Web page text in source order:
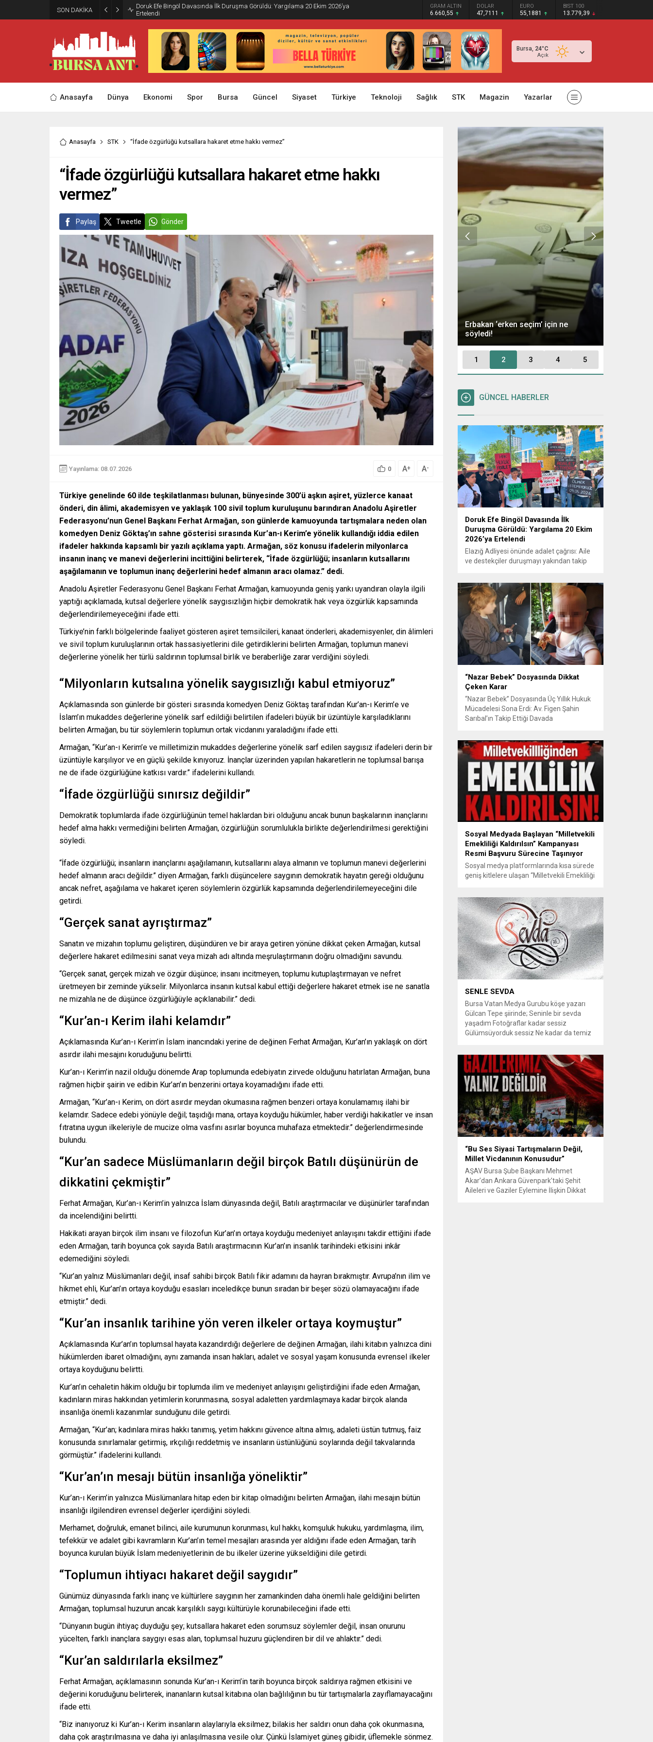
SON DAKİKA
Doruk Efe Bingöl Davasında İlk Duruşma Görüldü: Yargılama 20 Ekim 2026’ya
Ertelendi
GRAM ALTIN
6.660,55
DOLAR
47,7111
EURO
55,1881
BIST 100
13.779,39
Bursa, 24°C
Açık
Anasayfa Dünya Ekonomi Spor Bursa Güncel Siyaset Türkiye Teknoloji Sağlık STK Magazin Yazarlar
Anasayfa STK “İfade özgürlüğü kutsallara hakaret etme hakkı vermez”
“İfade özgürlüğü kutsallara hakaret etme hakkı
vermez”
Paylaş Tweetle Gönder
Yayınlama: 08.07.2026 0 A+ A-
Türkiye genelinde 60 ilde teşkilatlanması bulunan, bünyesinde 300’ü aşkın aşiret, yüzlerce kanaat
önderi, din âlimi, akademisyen ve yaklaşık 100 sivil toplum kuruluşunu barındıran Anadolu Aşiretler
Federasyonu’nun Genel Başkanı Ferhat Armağan, son günlerde kamuoyunda tartışmalara neden olan
komedyen Deniz Göktaş’ın sahne gösterisi sırasında Kur’an-ı Kerim’e yönelik kullandığı iddia edilen
ifadeler hakkında kapsamlı bir yazılı açıklama yaptı. Armağan, söz konusu ifadelerin milyonlarca
insanın inanç ve manevi değerlerini incittiğini belirterek, “İfade özgürlüğü; insanların kutsallarını
aşağılamanın ve toplumun inanç değerlerini hedef almanın aracı olamaz.” dedi.
Anadolu Aşiretler Federasyonu Genel Başkanı Ferhat Armağan, kamuoyunda geniş yankı uyandıran olayla ilgili
yaptığı açıklamada, kutsal değerlere yönelik saygısızlığın hiçbir demokratik hak veya özgürlük kapsamında
değerlendirilemeyeceğini ifade etti.
Türkiye’nin farklı bölgelerinde faaliyet gösteren aşiret temsilcileri, kanaat önderleri, akademisyenler, din âlimleri
ve sivil toplum kuruluşlarının ortak hassasiyetlerini dile getirdiklerini belirten Armağan, toplumun manevi
değerlerine yönelik her türlü saldırının toplumsal birlik ve beraberliğe zarar verdiğini söyledi.
“Milyonların kutsalına yönelik saygısızlığı kabul etmiyoruz”
Açıklamasında son günlerde bir gösteri sırasında komedyen Deniz Göktaş tarafından Kur’an-ı Kerim’e ve
İslam’ın mukaddes değerlerine yönelik sarf edildiği belirtilen ifadeleri büyük bir üzüntüyle karşıladıklarını
belirten Armağan, bu tür söylemlerin toplumun ortak vicdanını yaraladığını ifade etti.
Armağan, “Kur’an-ı Kerim’e ve milletimizin mukaddes değerlerine yönelik sarf edilen saygısız ifadeleri derin bir
üzüntüyle karşılıyor ve en güçlü şekilde kınıyoruz. İnançlar üzerinden yapılan hakaretlerin ne toplumsal barışa
ne de ifade özgürlüğüne katkısı vardır.” ifadelerini kullandı.
“İfade özgürlüğü sınırsız değildir”
Demokratik toplumlarda ifade özgürlüğünün temel haklardan biri olduğunu ancak bunun başkalarının inançlarını
hedef alma hakkı vermediğini belirten Armağan, özgürlüğün sorumlulukla birlikte değerlendirilmesi gerektiğini
söyledi.
“İfade özgürlüğü; insanların inançlarını aşağılamanın, kutsallarını alaya almanın ve toplumun manevi değerlerini
hedef almanın aracı değildir.” diyen Armağan, farklı düşüncelere saygının demokratik hayatın gereği olduğunu
ancak nefret, aşağılama ve hakaret içeren söylemlerin özgürlük kapsamında değerlendirilemeyeceğini dile
getirdi.
“Gerçek sanat ayrıştırmaz”
Sanatın ve mizahın toplumu geliştiren, düşündüren ve bir araya getiren yönüne dikkat çeken Armağan, kutsal
değerlere hakaret edilmesini sanat veya mizah adı altında meşrulaştırmanın doğru olmadığını savundu.
“Gerçek sanat, gerçek mizah ve özgür düşünce; insanı incitmeyen, toplumu kutuplaştırmayan ve nefret
üretmeyen bir zeminde yükselir. Milyonlarca insanın kutsal kabul ettiği değerlere hakaret etmek ise ne sanatla
ne mizahla ne de düşünce özgürlüğüyle açıklanabilir.” dedi.
“Kur’an-ı Kerim ilahi kelamdır”
Açıklamasında Kur’an-ı Kerim’in İslam inancındaki yerine de değinen Ferhat Armağan, Kur’an’ın yaklaşık on dört
asırdır ilahi mesajını koruduğunu belirtti.
Kur’an-ı Kerim’in nazil olduğu dönemde Arap toplumunda edebiyatın zirvede olduğunu hatırlatan Armağan, buna
rağmen hiçbir şairin ve edibin Kur’an’ın benzerini ortaya koyamadığını ifade etti.
Armağan, “Kur’an-ı Kerim, on dört asırdır meydan okumasına rağmen benzeri ortaya konulamamış ilahi bir
kelamdır. Sadece edebi yönüyle değil; taşıdığı mana, ortaya koyduğu hükümler, haber verdiği hakikatler ve insan
fıtratına uygun ilkeleriyle de mucize olma vasfını asırlar boyunca muhafaza etmektedir.” değerlendirmesinde
bulundu.
“Kur’an sadece Müslümanların değil birçok Batılı düşünürün de
dikkatini çekmiştir”
Ferhat Armağan, Kur’an-ı Kerim’in yalnızca İslam dünyasında değil, Batılı araştırmacılar ve düşünürler tarafından
da incelendiğini belirtti.
Hakikati arayan birçok ilim insanı ve filozofun Kur’an’ın ortaya koyduğu medeniyet anlayışını takdir ettiğini ifade
eden Armağan, tarih boyunca çok sayıda Batılı araştırmacının Kur’an’ın insanlık tarihindeki etkisini inkâr
edemediğini söyledi.
“Kur’an yalnız Müslümanları değil, insaf sahibi birçok Batılı fikir adamını da hayran bırakmıştır. Avrupa’nın ilim ve
hikmet ehli, Kur’an’ın ortaya koyduğu esasları inceledikçe bunun sıradan bir beşer sözü olamayacağını ifade
etmiştir.” dedi.
“Kur’an insanlık tarihine yön veren ilkeler ortaya koymuştur”
Açıklamasında Kur’an’ın toplumsal hayata kazandırdığı değerlere de değinen Armağan, ilahi kitabın yalnızca dini
hükümlerden ibaret olmadığını, aynı zamanda insan hakları, adalet ve sosyal yaşam konusunda evrensel ilkeler
ortaya koyduğunu belirtti.
Kur’an’ın cehaletin hâkim olduğu bir toplumda ilim ve medeniyet anlayışını geliştirdiğini ifade eden Armağan,
kadınların miras hakkından yetimlerin korunmasına, sosyal adaletten yardımlaşmaya kadar birçok alanda
insanlığa önemli kazanımlar sunduğunu dile getirdi.
Armağan, “Kur’an; kadınlara miras hakkı tanımış, yetim hakkını güvence altına almış, adaleti üstün tutmuş, faiz
konusunda sınırlamalar getirmiş, ırkçılığı reddetmiş ve insanların üstünlüğünü soylarında değil takvalarında
görmüştür.” ifadelerini kullandı.
“Kur’an’ın mesajı bütün insanlığa yöneliktir”
Kur’an-ı Kerim’in yalnızca Müslümanlara hitap eden bir kitap olmadığını belirten Armağan, ilahi mesajın bütün
insanlığı ilgilendiren evrensel değerler içerdiğini söyledi.
Merhamet, doğruluk, emanet bilinci, aile kurumunun korunması, kul hakkı, komşuluk hukuku, yardımlaşma, ilim,
tefekkür ve adalet gibi kavramların Kur’an’ın temel mesajları arasında yer aldığını ifade eden Armağan, tarih
boyunca kurulan büyük İslam medeniyetlerinin de bu ilkeler üzerine yükseldiğini dile getirdi.
“Toplumun ihtiyacı hakaret değil saygıdır”
Günümüz dünyasında farklı inanç ve kültürlere saygının her zamankinden daha önemli hale geldiğini belirten
Armağan, toplumsal huzurun ancak karşılıklı saygı kültürüyle korunabileceğini ifade etti.
“Dünyanın bugün ihtiyaç duyduğu şey; kutsallara hakaret eden sorumsuz söylemler değil, insan onurunu
yücelten, farklı inançlara saygıyı esas alan, toplumsal huzuru güçlendiren bir dil ve ahlaktır.” dedi.
“Kur’an saldırılarla eksilmez”
Ferhat Armağan, açıklamasının sonunda Kur’an-ı Kerim’in tarih boyunca birçok saldırıya rağmen etkisini ve
değerini koruduğunu belirterek, inananların kutsal kitabına olan bağlılığının bu tür tartışmalarla zayıflamayacağını
ifade etti.
“Biz inanıyoruz ki Kur’an-ı Kerim insanların alaylarıyla eksilmez; bilakis her saldırı onun daha çok okunmasına,
daha çok araştırılmasına ve daha iyi anlaşılmasına vesile olur. Çünkü İslamiyet güneş gibidir, üflemekle sönmez.
“Engellilik Bir Eksiklik Değil,
Adalet Meselesidir”
Erbakan ‘erken seçim’ için ne
söyledi!
1 2 3 4 5
GÜNCEL HABERLER
Doruk Efe Bingöl Davasında İlk
Duruşma Görüldü: Yargılama 20 Ekim
2026’ya Ertelendi
Elazığ Adliyesi önünde adalet çağrısı: Aile
ve destekçiler duruşmayı yakından takip
soruşturması kapsamında açılan davanın
ilk duruşması Elazığ 2. Ağır Ceza
Mahkemesi’nde görüldü. Kamuoyunun
yakından takip ettiği davanın ilk duruşması
öncesinde, Doruk Efe Bingöl’ün ailesine
destek olmak isteyen çok...
“Nazar Bebek” Dosyasında Dikkat
Çeken Karar
“Nazar Bebek” Dosyasında Üç Yıllık Hukuk
Mücadelesi Sona Erdi: Av. Figen Şahin
Sarıbal’ın Takip Ettiği Davada
Türkiye’de uluslararası hukuk boyutlarıyla
görüldü BURSA – Avusturya’da başlayan
ve Türkiye’de yaklaşık üç yıl boyunca
devam eden “Nazar Bebek” dosyasında
yargılama süreci tamamlandı. Bursa 3.
Aile...
Sosyal Medyada Başlayan “Milletvekili
Emekliliği Kaldırılsın” Kampanyası
Resmi Başvuru Sürecine Taşınıyor
Sosyal medya platformlarında kısa sürede
geniş kitlelere ulaşan “Milletvekili Emekliliği
vatandaşlar, milletvekillerine tanınan
emeklilik haklarının yeniden düzenlenmesi
talebiyle TBMM Dilekçe Komisyonu ve
Cumhurbaşkanlığı İletişim Merkezi
(CİMER) üzerinden resmi başvurular
yapılması çağrısında bulunuyor. Son
dönemde sosyal medya platformlarında
en çok konuşulan konular arasında...
SENLE SEVDA
Bursa Vatan Medya Gurubu köşe yazarı
Gülcan Tepe şiirinde; Seninle bir sevda
yaşadım Fotoğraflar kadar sessiz
Gülümsüyorduk sessiz Ne kadar da temiz
bakışın yetiyordu gözlerime Dünyayı
tutturmaya ben de Kalbim Sen Diye çırpınıp
duruyordu Zamana yarışıyordu inat Hayata
Senle...
“Bu Ses Siyasi Tartışmaların Değil,
Millet Vicdanının Konusudur”
AŞAV Bursa Şube Başkanı Mehmet
Akar’dan Ankara Güvenpark’taki Şehit
Aileleri ve Gaziler Eylemine İlişkin Dikkat